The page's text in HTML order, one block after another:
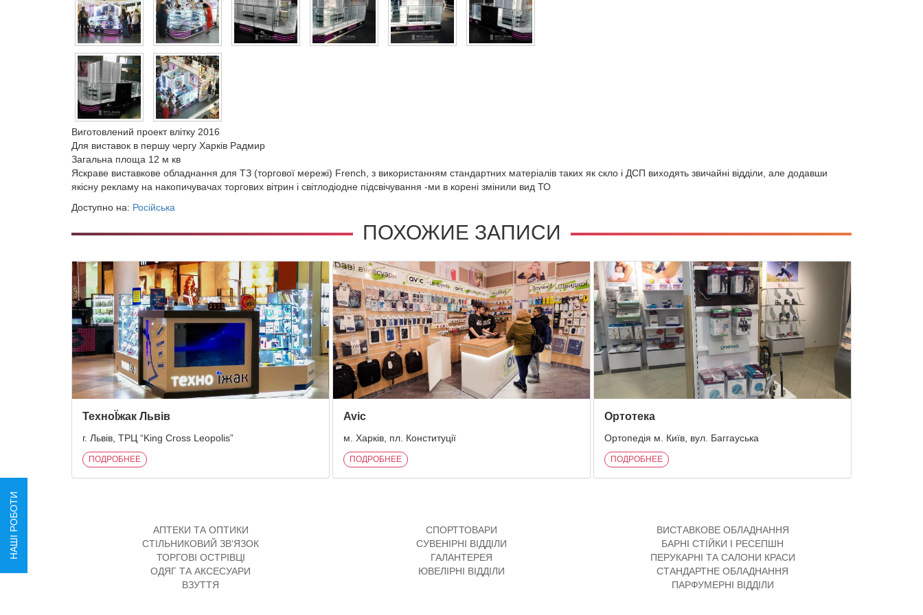
Виготовлений проект влітку 2016
Для виставок в першу чергу Харків Радмир
Загальна площа 12 м кв
Яскраве виставкове обладнання для ТЗ (торгової мережі) French, з використанням стандартних матеріалів таких як скло і ДСП виходять звичайні відділи, але додавши
якісну рекламу на накопичувачах торгових вітрин і світлодіодне підсвічування -ми в корені змінили вид ТО
Доступно на: Російська
ПОХОЖИЕ ЗАПИСИ
ТехноЇжак Львів
г. Львів, ТРЦ “King Cross Leopolis”
ПОДРОБНЕЕ
Avic
м. Харків, пл. Конституції
ПОДРОБНЕЕ
Ортотека
Ортопедія м. Київ, вул. Баггауська
ПОДРОБНЕЕ
АПТЕКИ ТА ОПТИКИ
СТІЛЬНИКОВИЙ ЗВ'ЯЗОК
ТОРГОВІ ОСТРІВЦІ
ОДЯГ ТА АКСЕСУАРИ
ВЗУТТЯ
СПОРТТОВАРИ
СУВЕНІРНІ ВІДДІЛИ
ГАЛАНТЕРЕЯ
ЮВЕЛІРНІ ВІДДІЛИ
ВИСТАВКОВЕ ОБЛАДНАННЯ
БАРНІ СТІЙКИ І РЕСЕПШН
ПЕРУКАРНІ ТА САЛОНИ КРАСИ
СТАНДАРТНЕ ОБЛАДНАННЯ
ПАРФУМЕРНІ ВІДДІЛИ
НАШІ РОБОТИ